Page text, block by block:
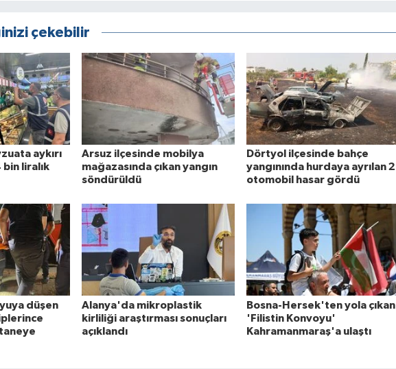
çekebilir
aykırı
liralık
Arsuz ilçesinde mobilya
mağazasında çıkan yangın
söndürüldü
Dörtyol ilçesinde bahçe
yangınında hurdaya ayrılan 2
otomobil hasar gördü
düşen
Alanya'da mikroplastik
kirliliği araştırması sonuçları
açıklandı
Bosna-Hersek'ten yola çıkan
'Filistin Konvoyu'
Kahramanmaraş'a ulaştı